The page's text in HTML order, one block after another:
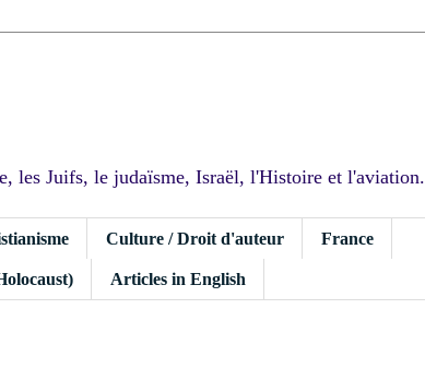
les Juifs, le judaïsme, Israël, l'Histoire et l'aviation.
Culture / Droit d'auteur France
Articles in English